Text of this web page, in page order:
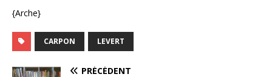
{Arche}
CARPON LEVERT
PRÉCÉDENT